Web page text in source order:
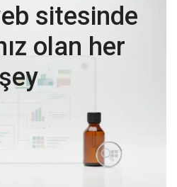
sitesinde
olan her
şey